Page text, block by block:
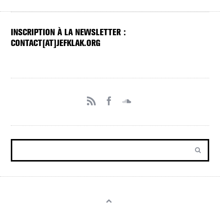
INSCRIPTION À LA NEWSLETTER :
CONTACT[AT]JEFKLAK.ORG